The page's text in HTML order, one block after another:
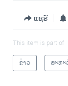
ແຊຣ໌
This item is part of
ຂ່າວ
ສະຫ